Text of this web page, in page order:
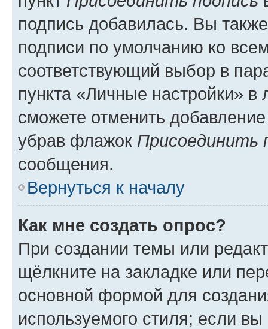
подпись добавилась. Вы
подписи по умолчанию ко
соответствующий выбор в
пункта «Личные настройки»
сможете отменить
убрав флажок Присоединить
сообщения.
Вернуться к началу
Как мне создать опрос?
При создании темы или
щёлкните на закладке или
основной формой для
используемого стиля; если